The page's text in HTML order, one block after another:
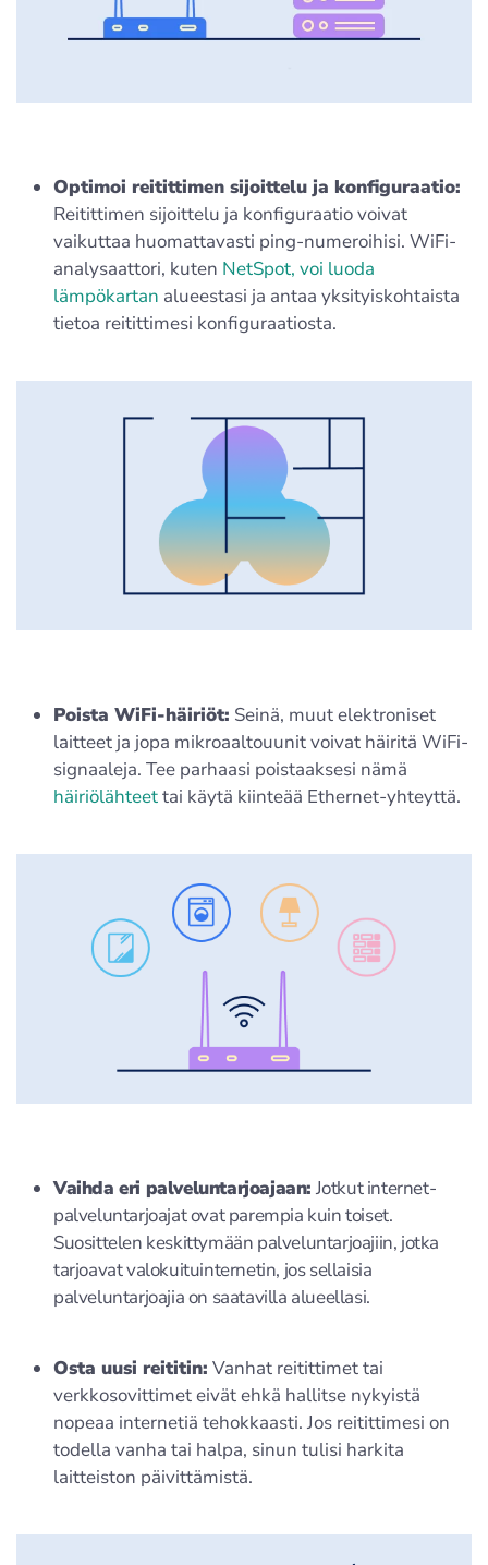
Optimoi reitittimen sijoittelu ja konfiguraatio:
Reitittimen sijoittelu ja konfiguraatio voivat
vaikuttaa huomattavasti ping-numeroihisi. WiFi-
analysaattori, kuten NetSpot, voi luoda
lämpökartan alueestasi ja antaa yksityiskohtaista
tietoa reitittimesi konfiguraatiosta.
Poista WiFi-häiriöt: Seinä, muut elektroniset
laitteet ja jopa mikroaaltouunit voivat häiritä WiFi-
signaaleja. Tee parhaasi poistaaksesi nämä
häiriölähteettai käytä kiinteää Ethernet-yhteyttä.
Vaihda eri palveluntarjoajaan: Jotkut internet-
palveluntarjoajat ovat parempia kuin toiset.
Suosittelen keskittymään palveluntarjoajiin, jotka
tarjoavat valokuituinternetin, jos sellaisia
palveluntarjoajia on saatavilla alueellasi.
Osta uusi reititin: Vanhat reitittimet tai
verkkosovittimet eivät ehkä hallitse nykyistä
nopeaa internetiä tehokkaasti. Jos reitittimesi on
todella vanha tai halpa, sinun tulisi harkita
laitteiston päivittämistä.